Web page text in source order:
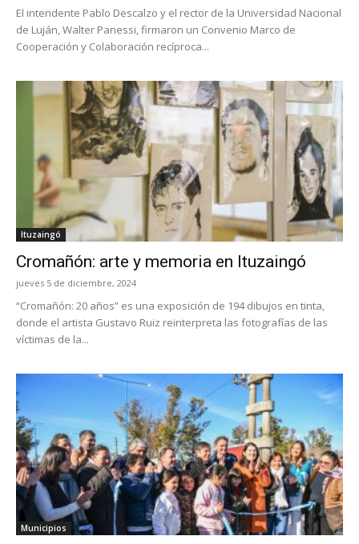
El intendente Pablo Descalzo y el rector de la Universidad Nacional
de Luján, Walter Panessi, firmaron un Convenio Marco de
Cooperación y Colaboración recíproca...
Ituzaingó
Cromañón: arte y memoria en Ituzaingó
jueves 5 de diciembre, 2024
“Cromañón: 20 años” es una exposición de 194 dibujos en tinta,
donde el artista Gustavo Ruiz reinterpreta las fotografías de las
víctimas de la...
Municipios